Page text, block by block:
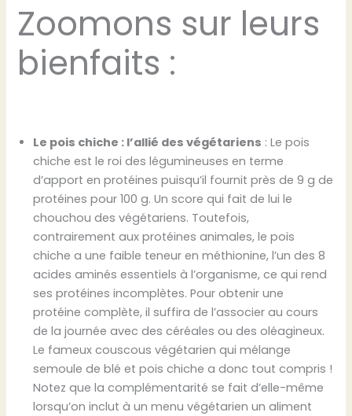
Zoomons sur leurs
bienfaits :
Le pois chiche : l’allié des végétariens : Le pois
chiche est le roi des légumineuses en terme
d’apport en protéines puisqu’il fournit près de 9 g de
protéines pour 100 g. Un score qui fait de lui le
chouchou des végétariens. Toutefois,
contrairement aux protéines animales, le pois
chiche a une faible teneur en méthionine, l’un des 8
acides aminés essentiels à l’organisme, ce qui rend
ses protéines incomplètes. Pour obtenir une
protéine complète, il suffira de l’associer au cours
de la journée avec des céréales ou des oléagineux.
Le fameux couscous végétarien qui mélange
semoule de blé et pois chiche a donc tout compris !
Notez que la complémentarité se fait d’elle-même
lorsqu’on inclut à un menu végétarien un aliment